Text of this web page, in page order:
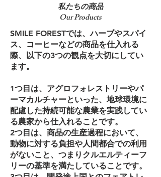
私たちの商品
Our Products
SMILE FORESTでは、ハーブやスパイ
ス、コーヒーなどの商品を仕入れる
際、以下の3つの観点を大切にしてい
ます。
1つ目は、アグロフォレストリーやパ
ーマカルチャーといった、地球環境に
配慮した持続可能な農業を実践してい
る農家から仕入れることです。
2つ目は、商品の生産過程において、
動物に対する負担や人間都合での利用
がないこと、つまりクルエルティーフ
リーの基準を満たしていることです。